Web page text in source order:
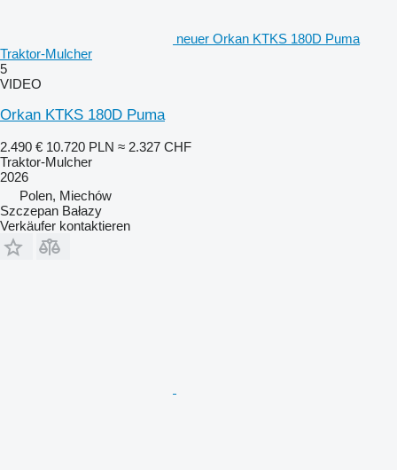
neuer Orkan KTKS 180D Puma
Traktor-Mulcher
5
VIDEO
Orkan KTKS 180D Puma
2.490 € 10.720 PLN ≈ 2.327 CHF
Traktor-Mulcher
2026
Polen, Miechów
Szczepan Bałazy
Verkäufer kontaktieren